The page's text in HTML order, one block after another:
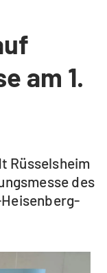
am 1.
Rüsselsheim
des